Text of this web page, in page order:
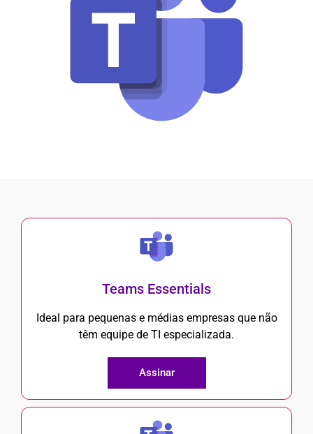
Teams Essentials
Ideal para pequenas e médias empresas que não
têm equipe de TI especializada.
Assinar